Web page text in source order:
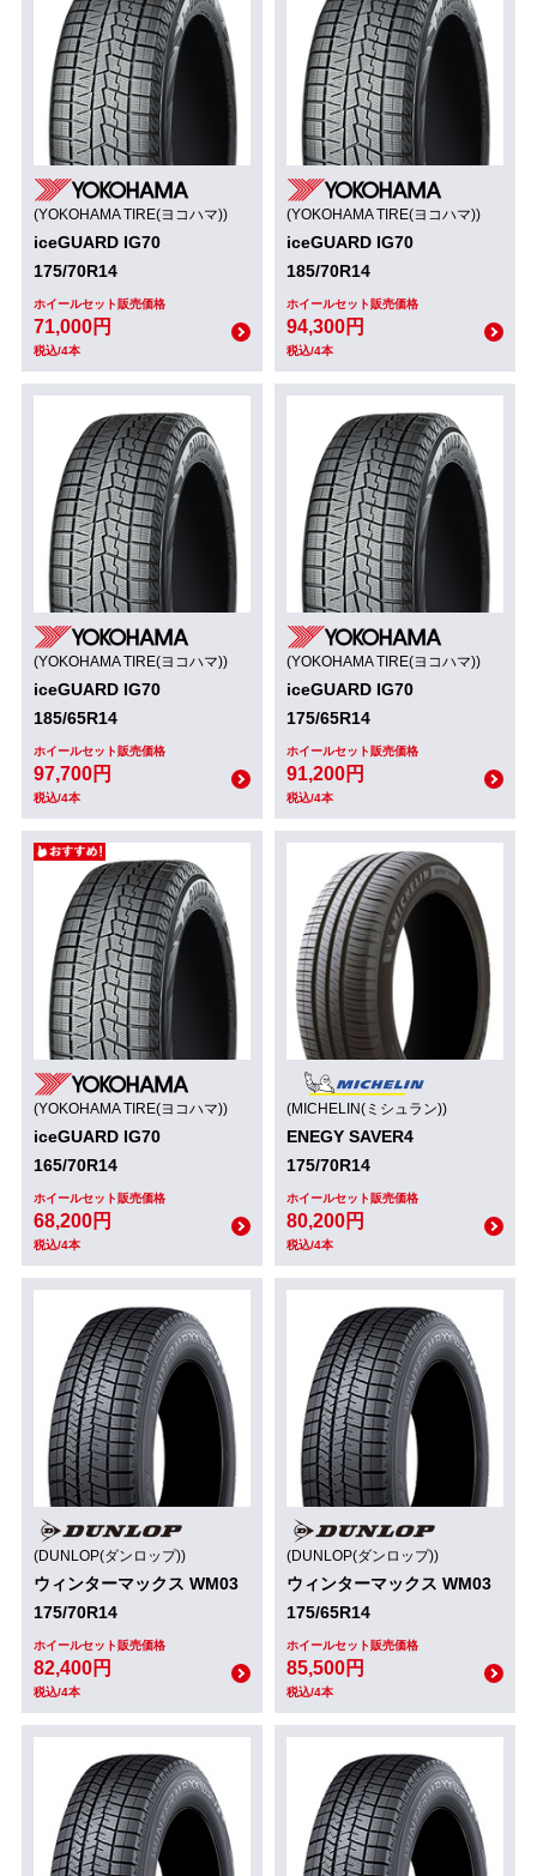
(YOKOHAMA TIRE(ヨコハマ))
iceGUARD IG70
175/70R14
ホイールセット販売価格
71,000円
税込/4本
(YOKOHAMA TIRE(ヨコハマ))
iceGUARD IG70
185/70R14
ホイールセット販売価格
94,300円
税込/4本
(YOKOHAMA TIRE(ヨコハマ))
iceGUARD IG70
185/65R14
ホイールセット販売価格
97,700円
税込/4本
(YOKOHAMA TIRE(ヨコハマ))
iceGUARD IG70
175/65R14
ホイールセット販売価格
91,200円
税込/4本
(YOKOHAMA TIRE(ヨコハマ))
iceGUARD IG70
165/70R14
ホイールセット販売価格
68,200円
税込/4本
(MICHELIN(ミシュラン))
ENEGY SAVER4
175/70R14
ホイールセット販売価格
80,200円
税込/4本
(DUNLOP(ダンロップ))
ウィンターマックス WM03
175/70R14
ホイールセット販売価格
82,400円
税込/4本
(DUNLOP(ダンロップ))
ウィンターマックス WM03
175/65R14
ホイールセット販売価格
85,500円
税込/4本